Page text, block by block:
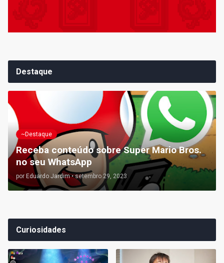
Destaque
~Destaque
Receba conteúdo sobre Super Mario Bros.
no seu WhatsApp
por Eduardo Jardim • setembro 29, 2023
Curiosidades